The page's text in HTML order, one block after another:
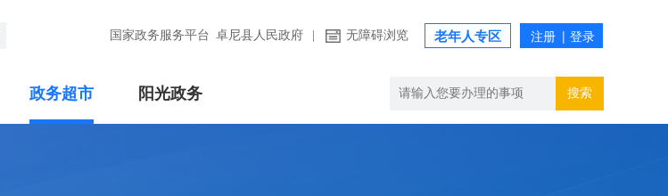
国家政务服务平台 卓尼县人民政府 无障碍浏览 老年人专区
政务超市 阳光政务 搜索